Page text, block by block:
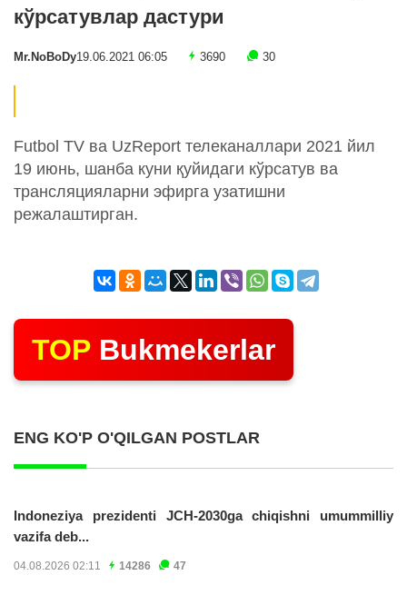
кўрсатувлар дастури
Mr.NoBoDy19.06.2021 06:05 3690 30
Futbol TV ва UzReport телеканаллари 2021 йил
19 июнь, шанба куни қуйидаги кўрсатув ва
трансляцияларни эфирга узатишни
режалаштирган.
TOP Bukmekerlar
ENG KO'P O'QILGAN POSTLAR
Indoneziya prezidenti JCH-2030ga chiqishni umummilliy
vazifa deb...
04.08.2026 02:11 14286 47